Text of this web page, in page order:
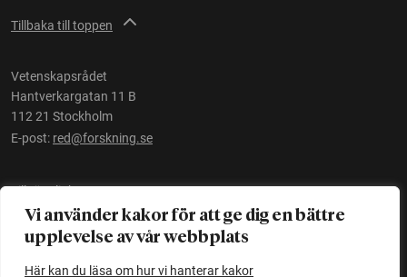
Vi använder kakor för att ge dig en bättre
upplevelse av vår webbplats
Här kan du läsa om hur vi hanterar kakor
Tillbaka till toppen
Vetenskapsrådet
Hantverkargatan 11 B
112 21 Stockholm
E-post: red@forskning.se
Tillgänglighet
Ett initiativ avVetenskapsrådet